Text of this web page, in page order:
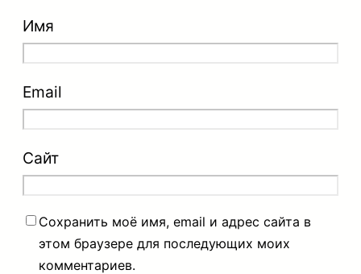
Имя
Email
Сайт
Сохранить моё имя, email и адрес сайта в
этом браузере для последующих моих
комментариев.